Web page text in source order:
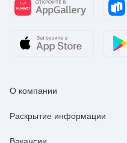
О компании
Раскрытие информации
Вакансии